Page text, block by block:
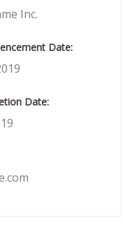
Inc.
Date:
Date: